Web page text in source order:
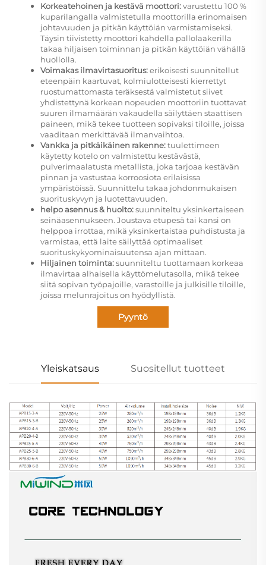
Korkeatehoinen ja kestävä moottori:varustettu 100 %
kuparilangalla valmistetulla moottorilla erinomaisen
johtavuuden ja pitkän käyttöiän varmistamiseksi.
Täysin tiivistetty moottori kahdella pallolaakerilla
takaa hiljaisen toiminnan ja pitkän käyttöiän vähällä
huollolla.
Voimakas ilmavirtasuoritus:erikoisesti suunnitellut
eteenpäin kaartuvat, kolmiulotteisesti kierrettyt
ruostumattomasta teräksestä valmistetut siivet
yhdistettynä korkean nopeuden moottoriin tuottavat
suuren ilmamäärän vakaudella säilyttäen staattisen
paineen, mikä tekee tuotteen sopivaksi tiloille, joissa
vaaditaan merkittävää ilmanvaihtoa.
Vankka ja pitkäikäinen rakenne:tuulettimeen
käytetty kotelo on valmistettu kestävästä,
pulverimaalatusta metallista, joka tarjoaa kestävän
pinnan ja vastustaa korroosiota erilaisissa
ympäristöissä. Suunnittelu takaa johdonmukaisen
suorituskyvyn ja luotettavuuden.
helpo asennus & huolto:suunniteltu yksinkertaiseen
seinäasennukseen. Joustava etupesä tai kansi on
helppoa irrottaa, mikä yksinkertaistaa puhdistusta ja
varmistaa, että laite säilyttää optimaaliset
suorituskykyominaisuutensa ajan mittaan.
Hiljainen toiminta:suunniteltu tuottamaan korkeaa
ilmavirtaa alhaisella käyttömelutasolla, mikä tekee
siitä sopivan työpajoille, varastoille ja julkisille tiloille,
joissa melunrajoitus on hyödyllistä.
Pyyntö
Yleiskatsaus Suositellut tuotteet